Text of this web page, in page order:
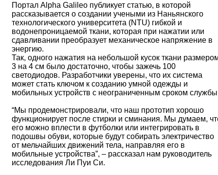
Портал Alpha Galileo публикует статью, в которой
рассказывается о создании учеными из Наньянского
технологического университета (NTU) гибкой и
водонепроницаемой ткани, которая при нажатии или
сдавливании преобразует механическое напряжение в
энергию.
Так, одного нажатия на небольшой кусок ткани
3 на 4 см было достаточно, чтобы зажечь 100
светодиодов. Разработчики уверены, что их система
может стать ключом к созданию умной одежды и
мобильных устройств с неограниченным сроком
“Мы продемонстрировали, что наш прототип хорошо
функционирует после стирки и сминания. Мы думаем,
его можно вплести в футболки или интегрировать в
подошвы обуви, которые будут собирать электричество
от мельчайших движений тела, направляя его в
мобильные устройства”, – рассказал нам руководитель
исследования Ли Пуи Си.